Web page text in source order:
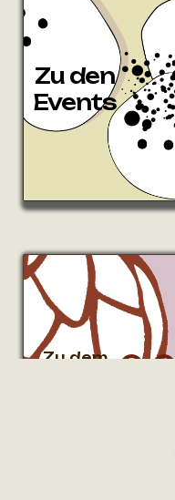
Zu den
Events
Zu dem